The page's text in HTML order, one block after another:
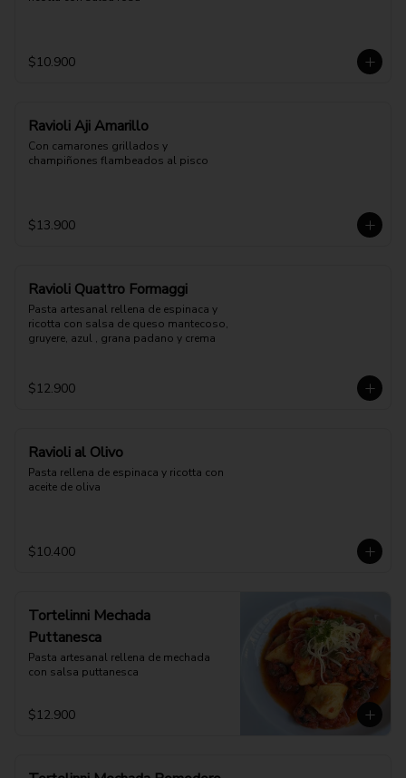
$10.900
Ravioli Aji Amarillo
Con camarones grillados y
champiñones flambeados al pisco
$13.900
Ravioli Quattro Formaggi
Pasta artesanal rellena de espinaca y
ricotta con salsa de queso mantecoso,
gruyere, azul , grana padano y crema
$12.900
Ravioli al Olivo
Pasta rellena de espinaca y ricotta con
aceite de oliva
$10.400
Tortelinni Mechada
Puttanesca
Pasta artesanal rellena de mechada
con salsa puttanesca
$12.900